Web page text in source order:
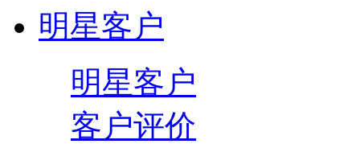
明星客户
明星客户
客户评价